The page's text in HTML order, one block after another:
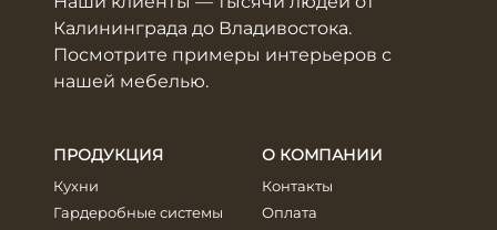
Калининграда до Владивостока.
Посмотрите примеры интерьеров с
нашей мебелью.
ПРОДУКЦИЯ
Кухни
Гардеробные системы
О КОМПАНИИ
Контакты
Оплата